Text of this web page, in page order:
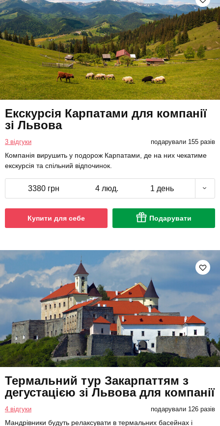
Екскурсія Карпатами для компанії
зі Львова
3 відгуки подарували 155 разів
Компанія вирушить у подорож Карпатами, де на них чекатиме
екскурсія та спільний відпочинок.
3380 грн 4 люд. 1 день
Купити для себе Подарувати
Термальний тур Закарпаттям з
дегустацією зі Львова для компанії
4 відгуки подарували 126 разів
Мандрівники будуть релаксувати в термальних басейнах і